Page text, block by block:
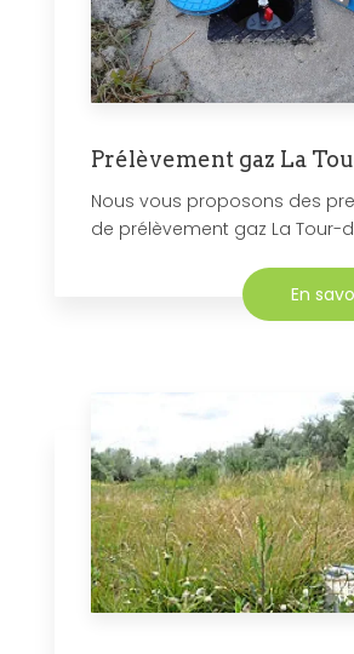
Prélèvement gaz La
Nous vous proposons des
de prélèvement gaz La Tour-
En